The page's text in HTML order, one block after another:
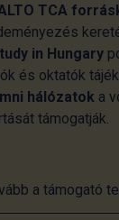
TCA
in Hungary
és oktatók
hálózatok a
támogatják.
a támogató